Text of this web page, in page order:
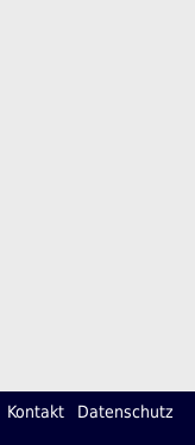
Kontakt Datenschutz